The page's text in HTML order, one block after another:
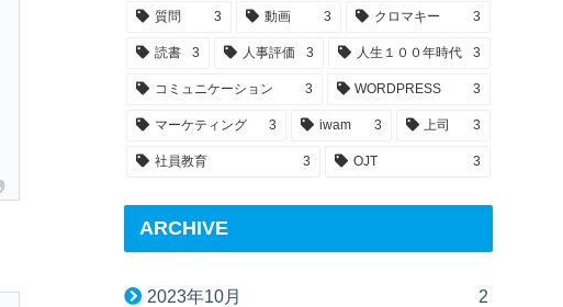
質問 3 動画 3 クロマキー 3
読書 3 人事評価 3 人生１００年時代 3
コミュニケーション 3 WORDPRESS 3
マーケティング 3 iwam 3 上司 3
社員教育 3 OJT 3
ARCHIVE
2023年10月 2